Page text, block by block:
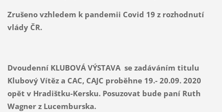
Zrušeno vzhledem k pandemii Covid 19 z rozhodnutí
vlády ČR.
Dvoudenní KLUBOVÁ VÝSTAVA se zadáváním titulu
Klubový Vítěz a CAC, CAJC proběhne 19.- 20.09. 2020
opět v Hradištku-Kersku. Posuzovat bude paní Ruth
Wagner z Lucemburska.